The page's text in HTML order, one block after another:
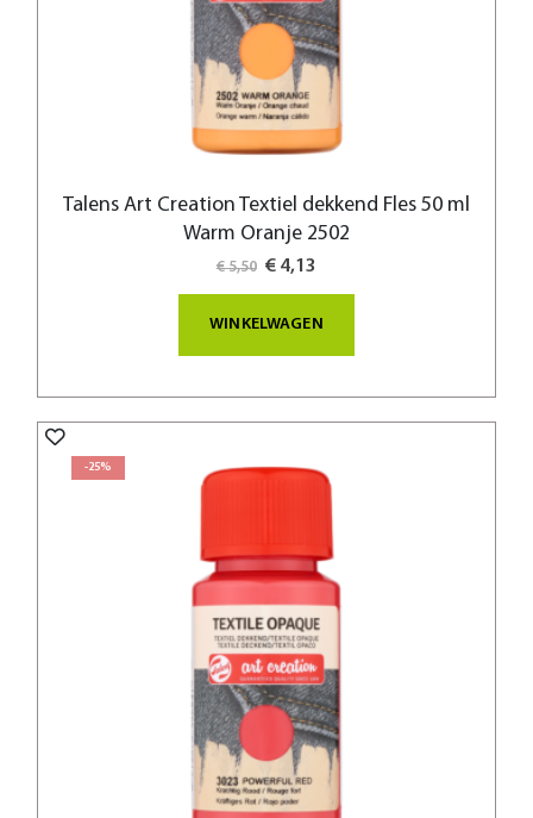
Talens Art Creation Textiel dekkend Fles 50 ml
Warm Oranje 2502
€ 5,50
Special
Price
€ 4,13
WINKELWAGEN
-25%